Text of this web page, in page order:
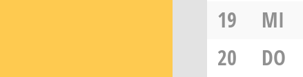
19
MI
20
DO